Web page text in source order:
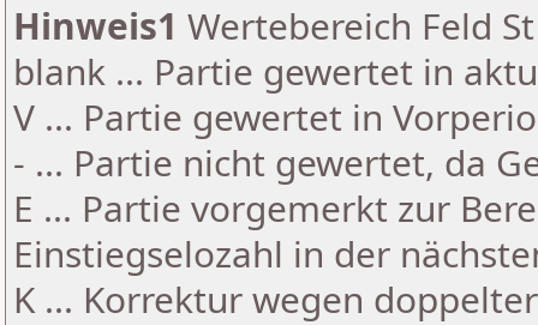
Hinweis1 Wertebereich Feld
blank ... Partie gewertet in
V ... Partie gewertet in
- ... Partie nicht gewertet, da
E ... Partie vorgemerkt zur
Einstiegselozahl in der
K ... Korrektur wegen